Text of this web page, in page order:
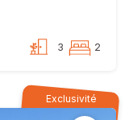
3 2
Exclusivité